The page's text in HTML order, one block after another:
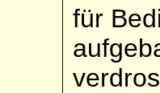
für